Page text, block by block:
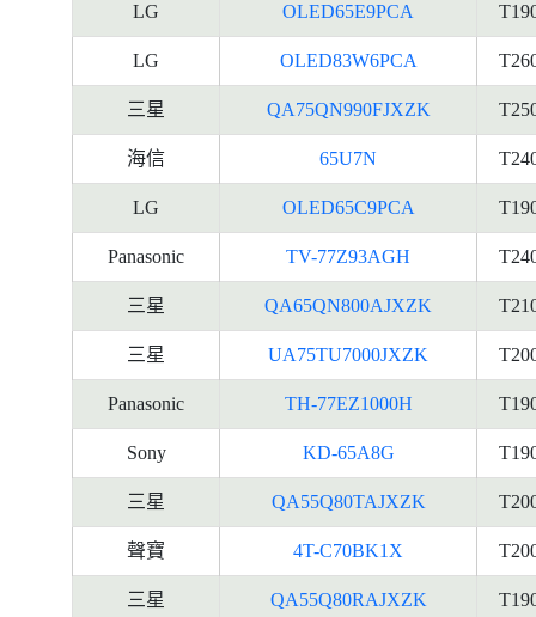
LG OLED65E9PCA
LG OLED83W6PCA
三星 QA75QN990FJXZK
海信 65U7N
LG OLED65C9PCA
Panasonic TV-77Z93AGH
三星 QA65QN800AJXZK
三星 UA75TU7000JXZK
Panasonic TH-77EZ1000H
Sony KD-65A8G
三星 QA55Q80TAJXZK
聲寶 4T-C70BK1X
三星 QA55Q80RAJXZK